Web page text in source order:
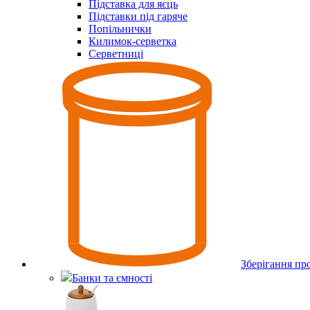
Підставка для яєць
Підставки під гаряче
Попільнички
Килимок-серветка
Серветниці
Зберігання
Банки та ємності